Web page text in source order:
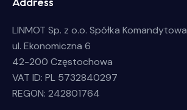
LINMOT Sp. z o.o. Spółka Komandytowa
ul. Ekonomiczna 6
42-200 Częstochowa
VAT ID: PL 5732840297
REGON: 242801764